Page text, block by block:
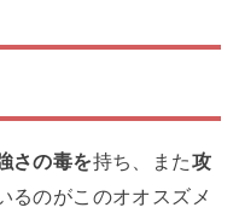
さの毒を持ち、また攻
るのがこのオオスズメ